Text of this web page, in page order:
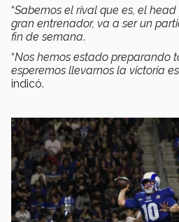
“Sabemos el rival que es, el
gran entrenador, va a ser un
fin de semana.
“Nos hemos estado preparando
esperemos llevarnos la victoria
indicó.